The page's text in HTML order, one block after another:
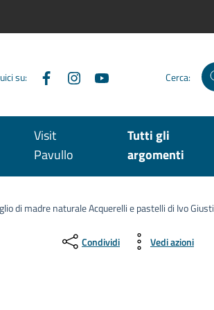
su: FacebookInstagram Cerca:
Visit
Pavullo
Tutti gli
argomenti
di madre naturale Acquerelli e pastelli di Ivo Giusti
Condividi Vedi azioni